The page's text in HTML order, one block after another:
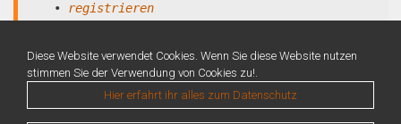
• registrieren
Diese Website verwendet Cookies. Wenn Sie diese Website nutzen
stimmen Sie der Verwendung von Cookies zu!.
Hier erfahrt ihr alles zum Datenschutz